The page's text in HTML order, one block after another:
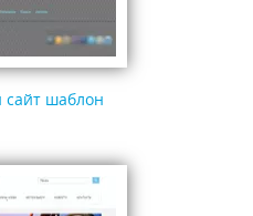
шаблон